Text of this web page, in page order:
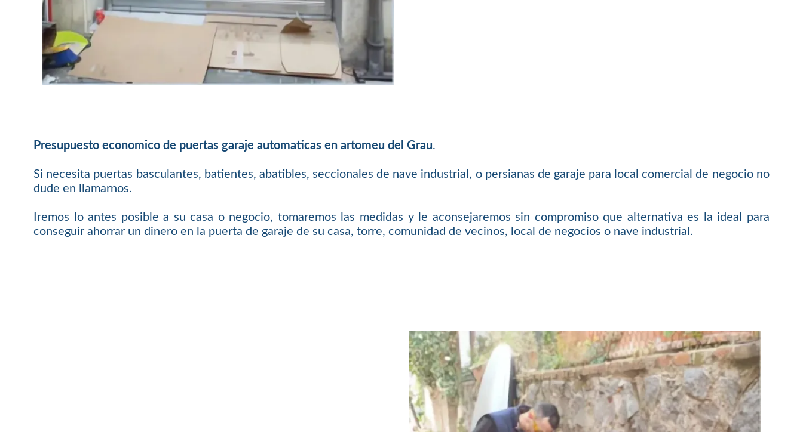
Presupuesto economico de puertas garaje automaticas en artomeu del Grau.
Si necesita puertas basculantes, batientes, abatibles, seccionales de nave industrial, o persianas de garaje para local comercial de negocio no
dude en llamarnos.
Iremos lo antes posible a su casa o negocio, tomaremos las medidas y le aconsejaremos sin compromiso que alternativa es la ideal para
conseguir ahorrar un dinero en la puerta de garaje de su casa, torre, comunidad de vecinos, local de negocios o nave industrial.